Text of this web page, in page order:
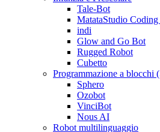
Tale-Bot
MatataStudio Coding
indi
Glow and Go Bot
Rugged Robot
Cubetto
Programmazione a blocchi
Sphero
Ozobot
VinciBot
Nous AI
Robot multilinguaggio